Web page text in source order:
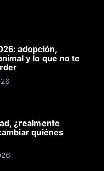
adopción,
y lo que no te
¿realmente
quiénes